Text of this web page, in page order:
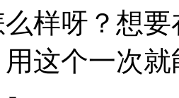
样呀？想
这个一次